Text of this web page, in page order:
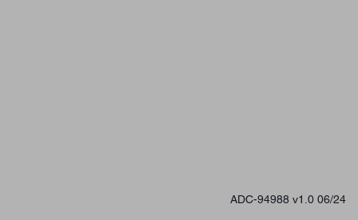
ADC-94988 v1.0 06/24